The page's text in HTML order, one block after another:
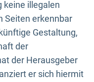
keine illegalen
Seiten erkennbar
Gestaltung,
der
der Herausgeber
er sich hiermit